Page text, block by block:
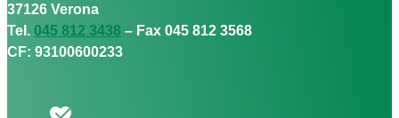
37126 Verona
Tel. 045 812 3438 – Fax 045 812 3568
CF: 93100600233